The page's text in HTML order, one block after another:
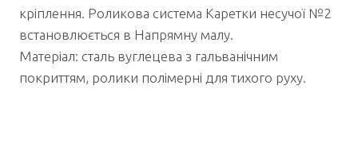
кріплення. Роликова система Каретки несучої №2
встановлюється в Напрямну малу.
Матеріал: сталь вуглецева з гальванічним
покриттям, ролики полімерні для тихого руху.